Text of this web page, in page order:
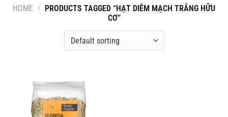
HOME / PRODUCTS TAGGED “HẠT DIÊM MẠCH TRẮNG HỮU
CƠ”